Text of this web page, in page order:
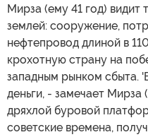
Мирза (ему 41 год) видит
землей: сооружение,
нефтепровод длиной в
крохотную страну на
западным рынком сбыта.
деньги, - замечает Мирза
дряхлой буровой
советские времена,